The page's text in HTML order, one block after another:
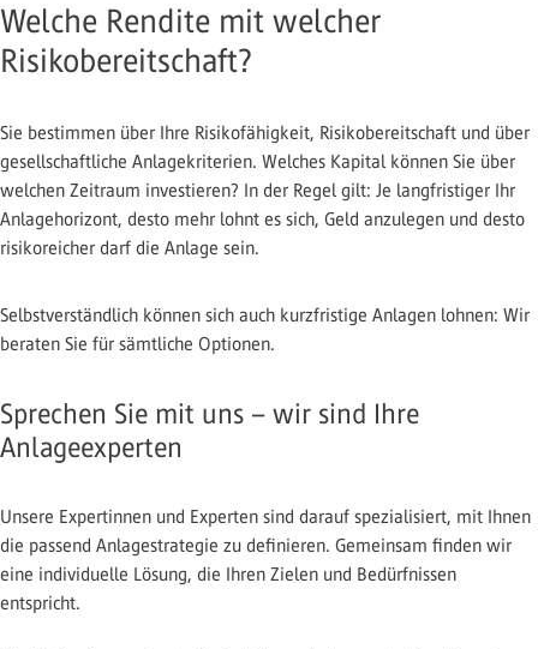
Welche Rendite mit welcher
Risikobereitschaft?
Sie bestimmen über Ihre Risikofähigkeit, Risikobereitschaft und über
gesellschaftliche Anlagekriterien. Welches Kapital können Sie über
welchen Zeitraum investieren? In der Regel gilt: Je langfristiger Ihr
Anlagehorizont, desto mehr lohnt es sich, Geld anzulegen und desto
risikoreicher darf die Anlage sein.
Selbstverständlich können sich auch kurzfristige Anlagen lohnen: Wir
beraten Sie für sämtliche Optionen.
Sprechen Sie mit uns – wir sind Ihre
Anlageexperten
Unsere Expertinnen und Experten sind darauf spezialisiert, mit Ihnen
die passend Anlagestrategie zu definieren. Gemeinsam finden wir
eine individuelle Lösung, die Ihren Zielen und Bedürfnissen
entspricht.